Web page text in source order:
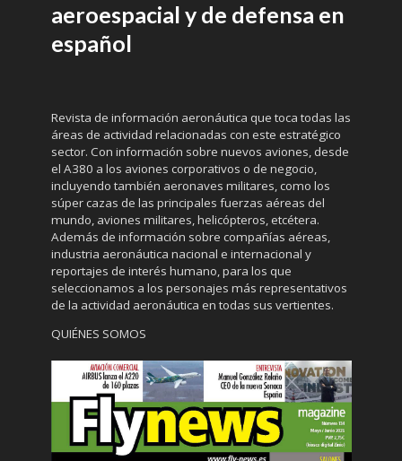
aeroespacial y de defensa en
español
Revista de información aeronáutica que toca todas las
áreas de actividad relacionadas con este estratégico
sector. Con información sobre nuevos aviones, desde
el A380 a los aviones corporativos o de negocio,
incluyendo también aeronaves militares, como los
súper cazas de las principales fuerzas aéreas del
mundo, aviones militares, helicópteros, etcétera.
Además de información sobre compañías aéreas,
industria aeronáutica nacional e internacional y
reportajes de interés humano, para los que
seleccionamos a los personajes más representativos
de la actividad aeronáutica en todas sus vertientes.
QUIÉNES SOMOS